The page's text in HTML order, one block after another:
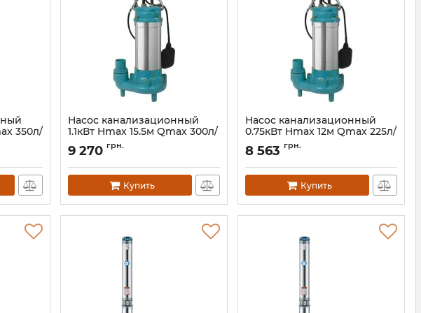
350л/
Насос канализационный
1.1кВт Hmax 15.5м Qmax 300л/
мин с ножом (нерж)
AQUATICA (773433)
Артикул: 773433
9 270 грн.
Купить
Насос канализационный
0.75кВт Hmax 12м Qmax 225л/
мин с ножом (нерж)
AQUATICA (773432)
Артикул: 773432
8 563 грн.
Купить